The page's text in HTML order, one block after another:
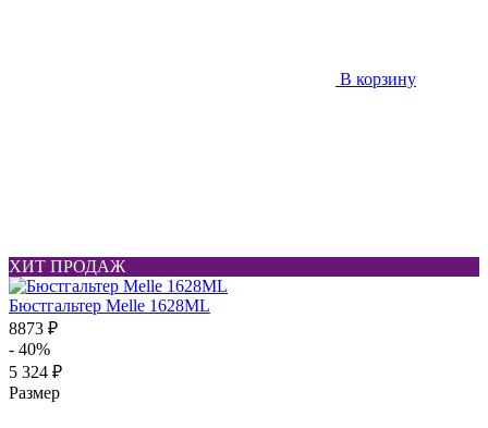
В корзину
ХИТ ПРОДАЖ
Бюстгальтер Melle 1628ML
8873 ₽
- 40%
5 324 ₽
Размер